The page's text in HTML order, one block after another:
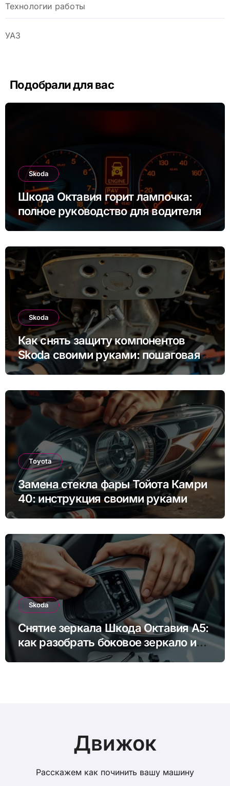
Технологии работы
УАЗ
Подобрали для вас
Skoda
Шкода Октавия горит лампочка:
полное руководство для водителя
Skoda
Как снять защиту компонентов
Skoda своими руками: пошаговая
инструкция для Rapid, Octavia и
Toyota
Замена стекла фары Тойота Камри
40: инструкция своими руками
Skoda
Снятие зеркала Шкода Октавия А5:
как разобрать боковое зеркало и
снять зеркальный элемент своими
Движок
Расскажем как починить вашу машину